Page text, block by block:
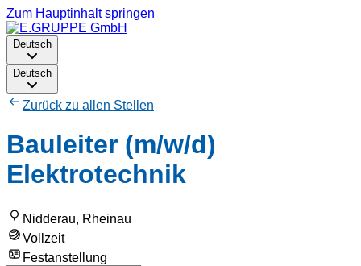
Zum Hauptinhalt springen
Deutsch
Deutsch
Zurück zu allen Stellen
Bauleiter (m/w/d)
Elektrotechnik
Nidderau, Rheinau
Vollzeit
Festanstellung